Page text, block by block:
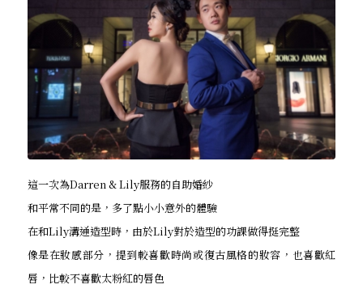
這一次為Darren & Lily服務的自助婚紗
和平常不同的是，多了點小小意外的體驗
在和Lily溝通造型時，由於Lily對於造型的功課做得挺完整
像是在妝感部分，提到較喜歡時尚或復古風格的妝容，也喜歡紅
唇，比較不喜歡太粉紅的唇色